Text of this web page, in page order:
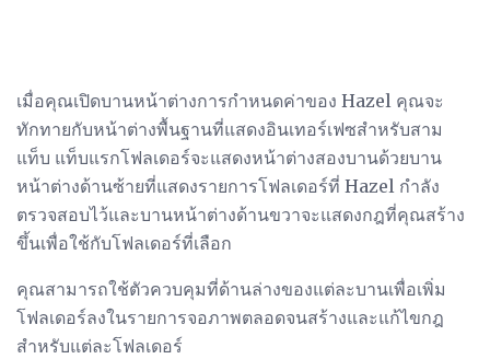
เมื่อคุณเปิดบานหน้าต่างการกำหนดค่าของ Hazel คุณจะ
ทักทายกับหน้าต่างพื้นฐานที่แสดงอินเทอร์เฟซสำหรับสาม
แท็บ แท็บแรกโฟลเดอร์จะแสดงหน้าต่างสองบานด้วยบาน
หน้าต่างด้านซ้ายที่แสดงรายการโฟลเดอร์ที่ Hazel กำลัง
ตรวจสอบไว้และบานหน้าต่างด้านขวาจะแสดงกฎที่คุณสร้าง
ขึ้นเพื่อใช้กับโฟลเดอร์ที่เลือก
คุณสามารถใช้ตัวควบคุมที่ด้านล่างของแต่ละบานเพื่อเพิ่ม
โฟลเดอร์ลงในรายการจอภาพตลอดจนสร้างและแก้ไขกฎ
สำหรับแต่ละโฟลเดอร์